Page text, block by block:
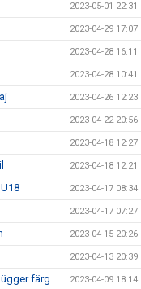
2023-05-01 22:31
2023-04-29 17:07
2023-04-28 16:11
2023-04-28 10:41
2023-04-26 12:23
2023-04-22 20:56
2023-04-18 12:27
2023-04-18 12:21
2023-04-17 08:34
2023-04-17 07:27
2023-04-15 20:26
2023-04-13 20:39
färg 2023-04-09 18:14